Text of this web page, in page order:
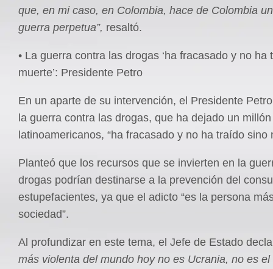
que, en mi caso, en Colombia, hace de Colombia
guerra perpetua”, resaltó.
• La guerra contra las drogas ‘ha fracasado y no ha
muerte’: Presidente Petro
En un aparte de su intervención, el Presidente
la guerra contra las drogas, que ha dejado un
latinoamericanos, “ha fracasado y no ha traído sino
Planteó que los recursos que se invierten en la
drogas podrían destinarse a la prevención del
estupefacientes, ya que el adicto “es la persona
sociedad”.
Al profundizar en este tema, el Jefe de Estado
más violenta del mundo hoy no es Ucrania, no es el